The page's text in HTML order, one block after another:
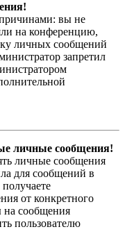
вы не
на конференцию,
личных сообщений
запретил
личные сообщения!
личные сообщения
для сообщений в
от конкретного
на сообщения
пользователю